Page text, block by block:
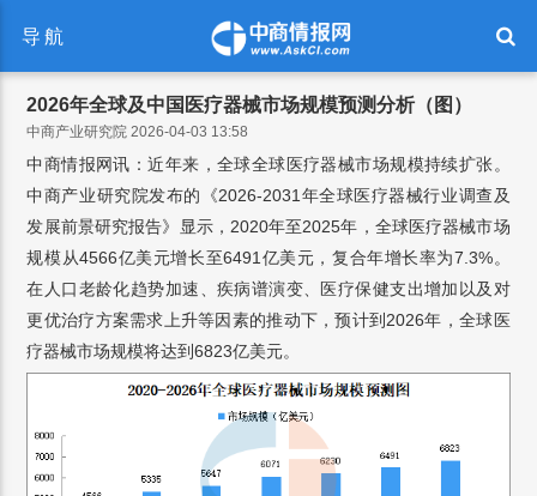
导航
2026年全球及中国医疗器械市场规模预测分析（图）
中商产业研究院 2026-04-03 13:58
中商情报网讯：近年来，全球全球医疗器械市场规模持续扩张。
中商产业研究院发布的《2026-2031年全球医疗器械行业调查及
发展前景研究报告》显示，2020年至2025年，全球医疗器械市场
规模从4566亿美元增长至6491亿美元，复合年增长率为7.3%。
在人口老龄化趋势加速、疾病谱演变、医疗保健支出增加以及对
更优治疗方案需求上升等因素的推动下，预计到2026年，全球医
疗器械市场规模将达到6823亿美元。